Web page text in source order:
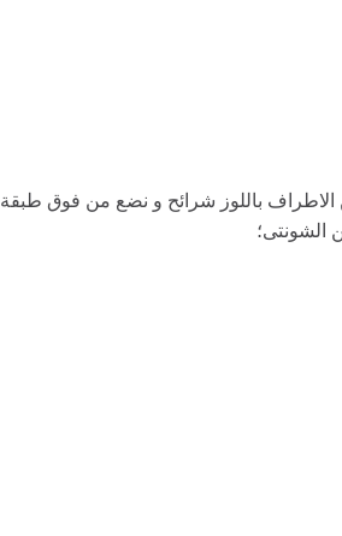
لمدة 2 ساعة حتى تتماسك وو نزين الاطراف باللوز شرائح و نضع من فوق طبقة
الشونتى؛